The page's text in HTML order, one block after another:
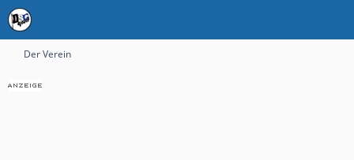
Der Verein